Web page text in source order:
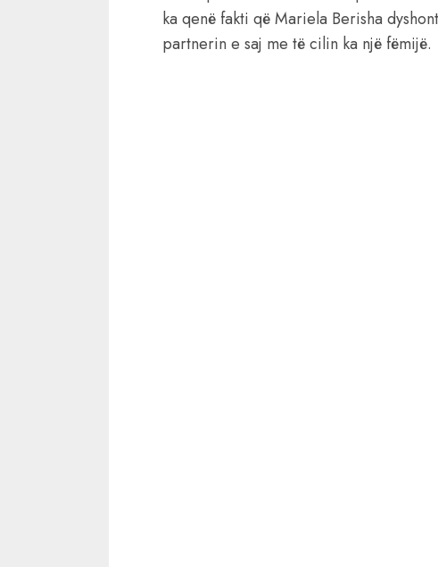
ka qenë fakti që Mariela Berisha
partnerin e saj me të cilin ka një fëmijë.